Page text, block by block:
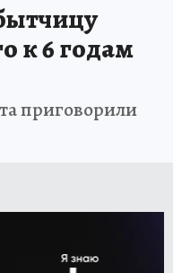
к 6 годам
приговорили